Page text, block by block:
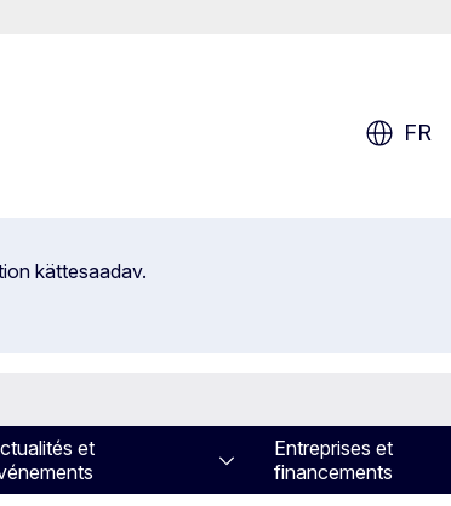
FR
kättesaadav.
et
Entreprises et
financements